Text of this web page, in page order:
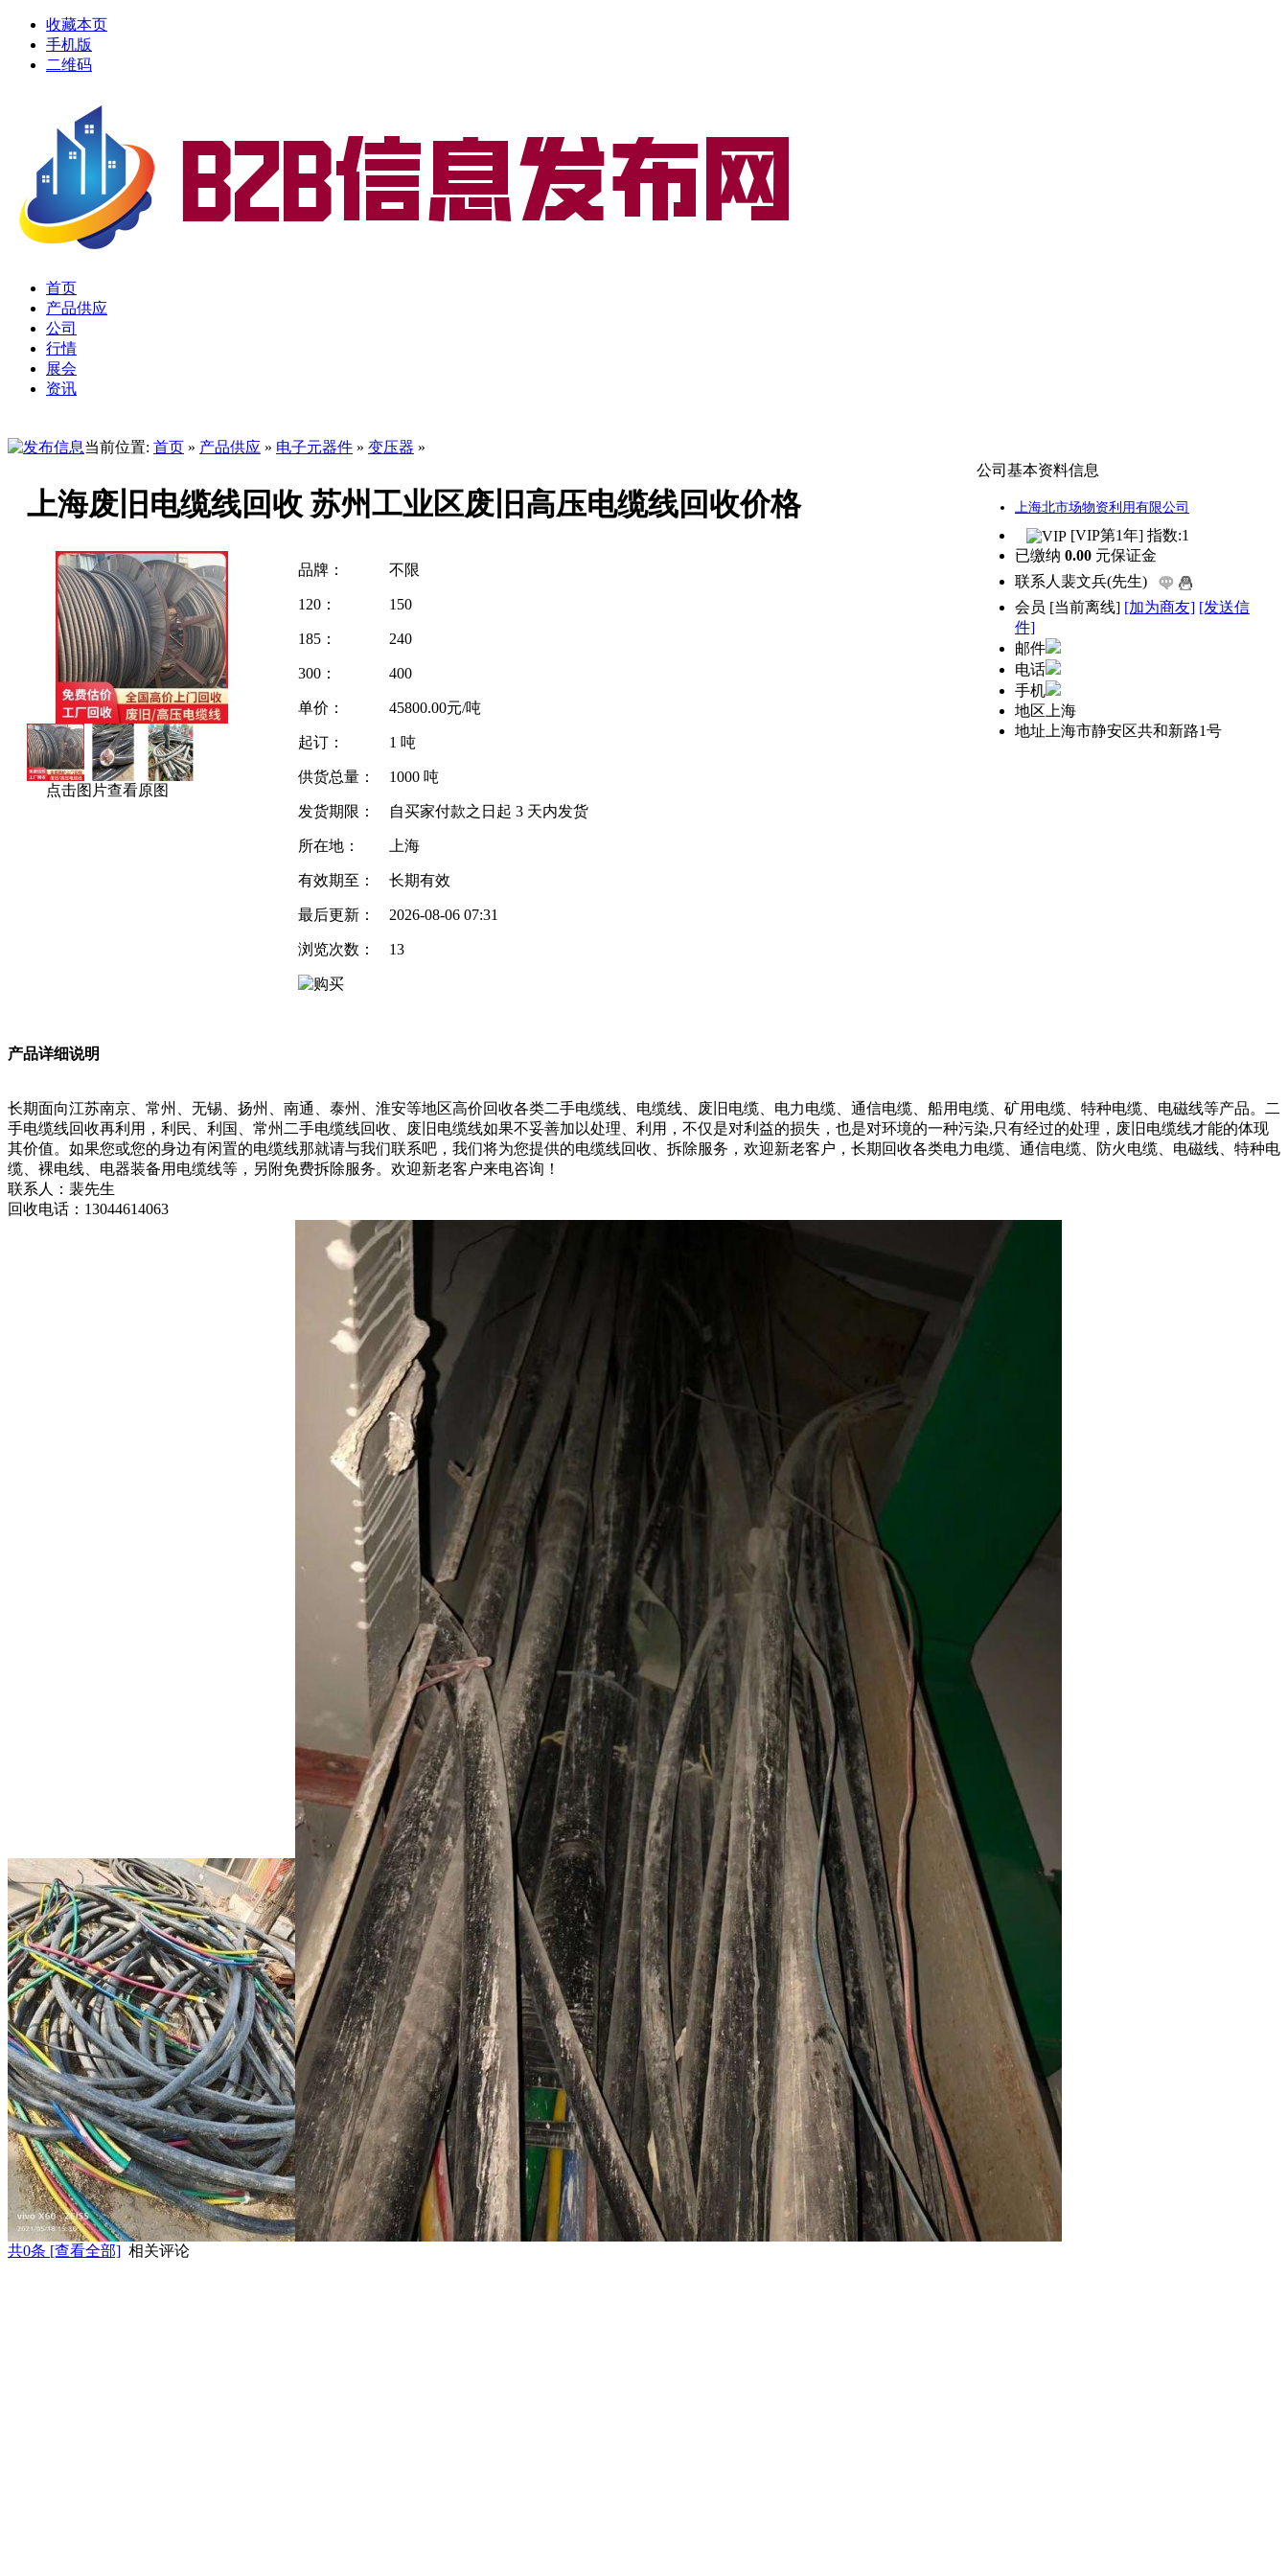
收藏本页
手机版
二维码
首页
产品供应
公司
行情
展会
资讯
当前位置: 首页 » 产品供应 » 电子元器件 » 变压器 »
上海废旧电缆线回收 苏州工业区废旧高压电缆线回收价格
点击图片查看原图
品牌： 不限
120： 150
185： 240
300： 400
单价： 45800.00元/吨
起订： 1 吨
供货总量： 1000 吨
发货期限： 自买家付款之日起 3 天内发货
所在地： 上海
有效期至： 长期有效
最后更新： 2026-08-06 07:31
浏览次数： 13
公司基本资料信息
上海北市场物资利用有限公司
[VIP第1年] 指数:1
已缴纳 0.00 元保证金
联系人 裴文兵(先生)
会员 [当前离线] [加为商友] [发送信
件]
邮件
电话
手机
地区 上海
地址 上海市静安区共和新路1号
产品详细说明
长期面向江苏南京、常州、无锡、扬州、南通、泰州、淮安等地区高价回收各类二手电缆线、电缆线、废旧电缆、电力电缆、通信电缆、船用电缆、矿用电缆、特种电缆、电磁线等产品。二
手电缆线回收再利用，利民、利国、常州二手电缆线回收、废旧电缆线如果不妥善加以处理、利用，不仅是对利益的损失，也是对环境的一种污染,只有经过的处理，废旧电缆线才能的体现
其价值。如果您或您的身边有闲置的电缆线那就请与我们联系吧，我们将为您提供的电缆线回收、拆除服务，欢迎新老客户，长期回收各类电力电缆、通信电缆、防火电缆、电磁线、特种电
缆、裸电线、电器装备用电缆线等，另附免费拆除服务。欢迎新老客户来电咨询！
联系人：裴先生
回收电话：13044614063
共0条 [查看全部] 相关评论